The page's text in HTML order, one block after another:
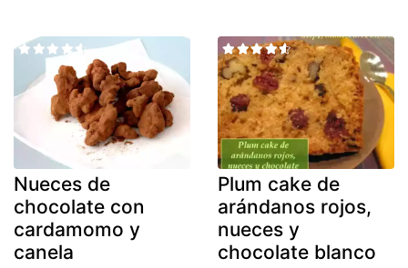
Nueces de
chocolate con
cardamomo y
canela
Plum cake de
arándanos rojos,
nueces y
chocolate blanco